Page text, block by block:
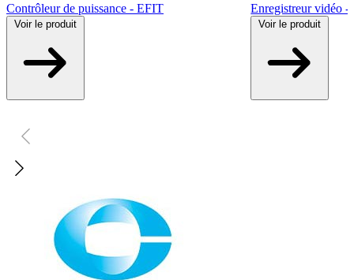
Contrôleur de puissance - EFIT
Voir le produit
Enregistreur vidéo -
Voir le produit